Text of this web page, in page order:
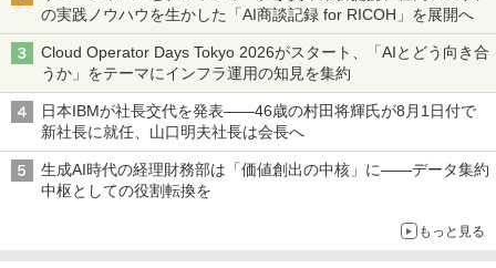
の実践ノウハウを生かした「AI商談記録 for RICOH」を展開へ
Cloud Operator Days Tokyo 2026がスタート、「AIとどう向き合
うか」をテーマにインフラ運用の知見を集約
日本IBMが社長交代を発表――46歳の村田将輝氏が8月1日付で
新社長に就任、山口明夫社長は会長へ
生成AI時代の経理財務部は「価値創出の中核」に――データ集約
中枢としての役割転換を
もっと見る